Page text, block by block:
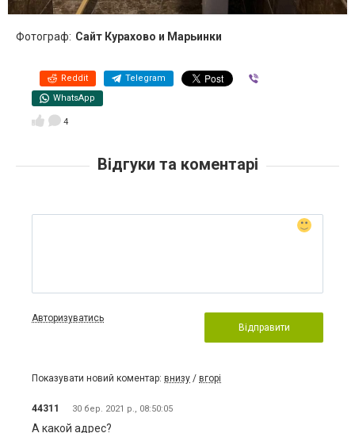
Фотограф: Сайт Курахово и Марьинки
Reddit Telegram
WhatsApp
4
Відгуки та коментарі
Авторизуватись
Відправити
Показувати новий коментар: внизу / вгорі
44311 30 бер. 2021 р., 08:50:05
А какой адрес?